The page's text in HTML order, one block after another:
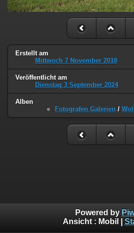
Erstellt am
Mittwoch 7 November 2018
Veröffentlicht am
Dienstag 3 September 2024
Alben
Fotografen Galerien /
Powered by
Ansicht : Mobil